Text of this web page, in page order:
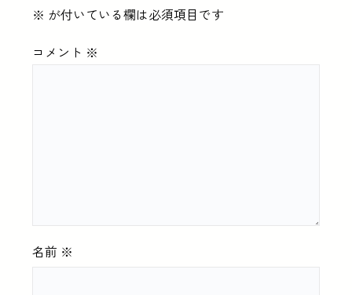
※ が付いている欄は必須項目です
コメント ※
名前 ※